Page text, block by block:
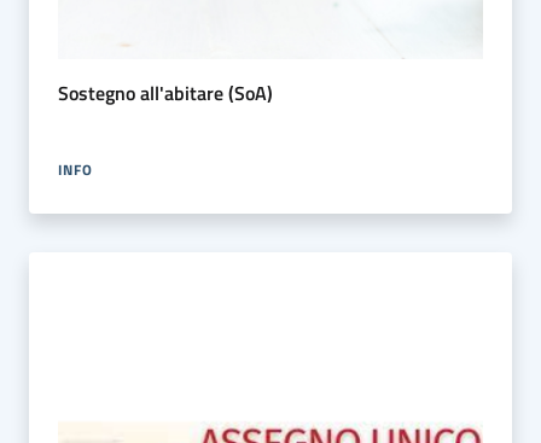
Sostegno all'abitare (SoA)
INFO